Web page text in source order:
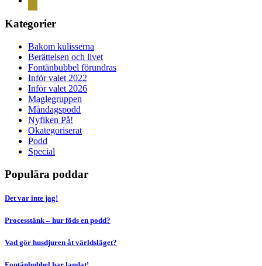
Kategorier
Bakom kulisserna
Berättelsen och livet
Fontänbubbel förundras
Inför valet 2022
Inför valet 2026
Maglegruppen
Måndagspodd
Nyfiken På!
Okategoriserat
Podd
Special
Populära poddar
Det var inte jag!
Processtänk – hur föds en podd?
Vad gör husdjuren åt världsläget?